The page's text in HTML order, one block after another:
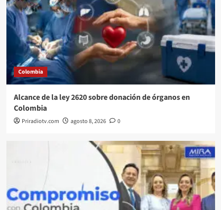
Colombia
Alcance de la ley 2620 sobre donación de órganos en
Colombia
Priradiotv.com agosto 8, 2026 0